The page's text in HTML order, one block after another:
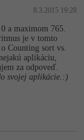
8.3.2015 19:28
a maximom 765.
je v tomto
Counting sort vs.
aplikáciu,
za odpoveď.
svojej aplikácie.:)